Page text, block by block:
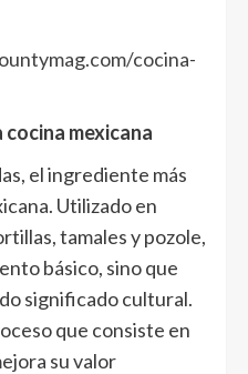
cocina-
cocina mexicana
el ingrediente más
Utilizado en
tamales y pozole,
básico, sino que
significado cultural.
que consiste en
su valor